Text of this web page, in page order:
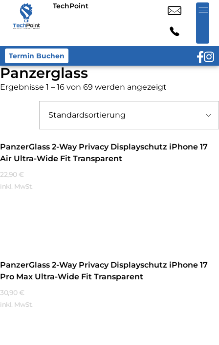
TechPoint
Termin Buchen
Panzerglass
Ergebnisse 1 – 16 von 69 werden angezeigt
PanzerGlass 2-Way Privacy Displayschutz iPhone 17
Air Ultra-Wide Fit Transparent
22,90 €
inkl. MwSt.
PanzerGlass 2-Way Privacy Displayschutz iPhone 17
Pro Max Ultra-Wide Fit Transparent
30,90 €
inkl. MwSt.